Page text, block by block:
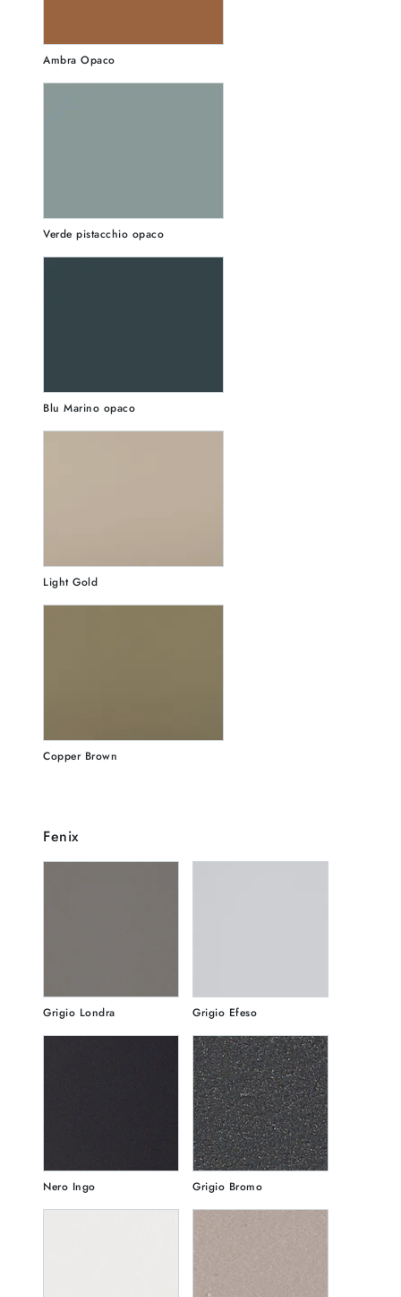
Ambra Opaco
Verde pistacchio opaco
Blu Marino opaco
Light Gold
Copper Brown
Fenix
Grigio Londra Grigio Efeso
Nero Ingo Grigio Bromo